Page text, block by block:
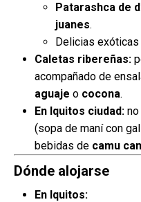
Patarashca de
juanes.
Delicias
Caletas ribereñas:
acompañado de
aguaje o cocona.
En Iquitos ciudad:
(sopa de maní con
bebidas de camu
Dónde alojarse
En Iquitos: